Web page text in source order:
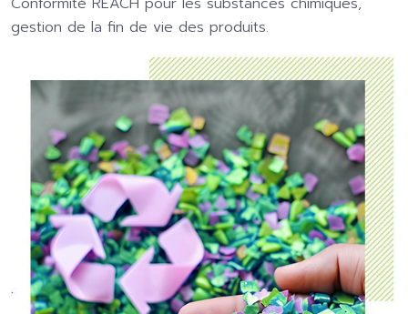
gestion de la fin de vie des produits.